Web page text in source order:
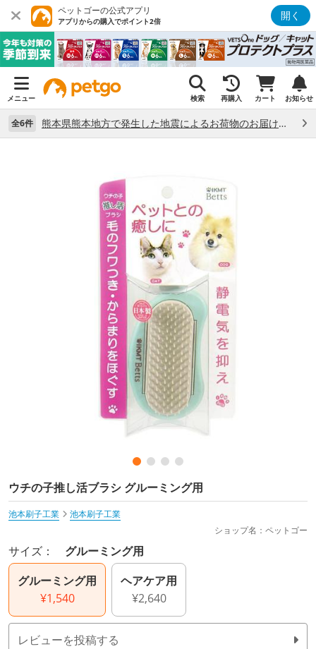
ペットゴーの公式アプリ
アプリからの購入でポイント2倍 開く
メニュー 検索 再購入 カート お知らせ
全6件 熊本県熊本地方で発生した地震によるお荷物のお届け状況について （7/28）
ウチの子推し活ブラシ グルーミング用
池本刷子工業
池本刷子工業
ショップ名：ペットゴー
サイズ： グルーミング用
グルーミング用
¥1,540
ヘアケア用
¥2,640
レビューを投稿する